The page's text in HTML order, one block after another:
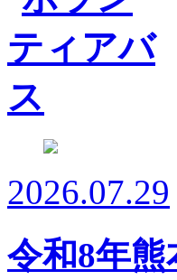
2026.07.29
令和8年